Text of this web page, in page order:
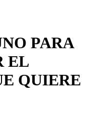
PARA
EL
QUIERE